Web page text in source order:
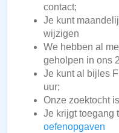
contact;
Je kunt
wijzigen
We hebben al
geholpen in ons
Je kunt al bijles
uur;
Onze zoektocht
Je krijgt toegang
oefenopgaven